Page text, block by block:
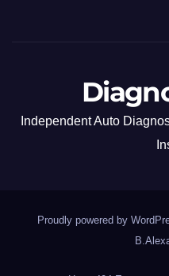
Independent Auto
Proudly powered by